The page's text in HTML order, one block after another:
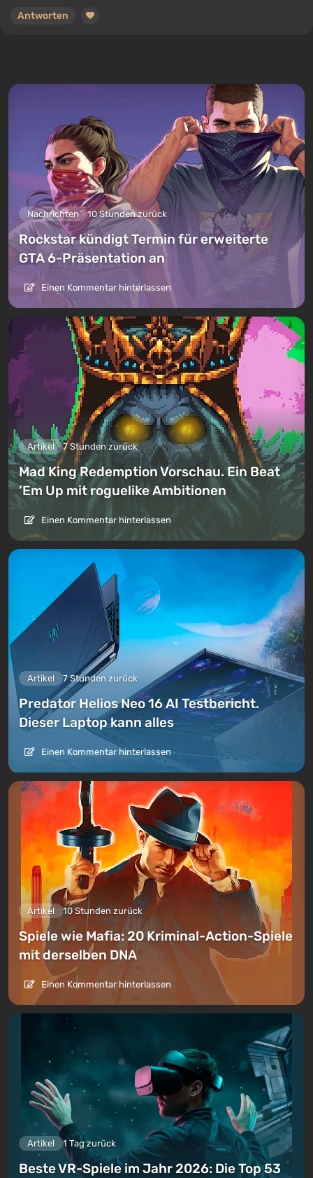
Antworten
Nachrichten 10 Stunden zurück
Rockstar kündigt Termin für erweiterte
GTA 6-Präsentation an
Einen Kommentar hinterlassen
Artikel 7 Stunden zurück
Mad King Redemption Vorschau. Ein Beat
’Em Up mit roguelike Ambitionen
Einen Kommentar hinterlassen
Artikel 7 Stunden zurück
Predator Helios Neo 16 AI Testbericht.
Dieser Laptop kann alles
Einen Kommentar hinterlassen
Artikel 10 Stunden zurück
Spiele wie Mafia: 20 Kriminal-Action-Spiele
mit derselben DNA
Einen Kommentar hinterlassen
Artikel 1 Tag zurück
Beste VR-Spiele im Jahr 2026: Die Top 53